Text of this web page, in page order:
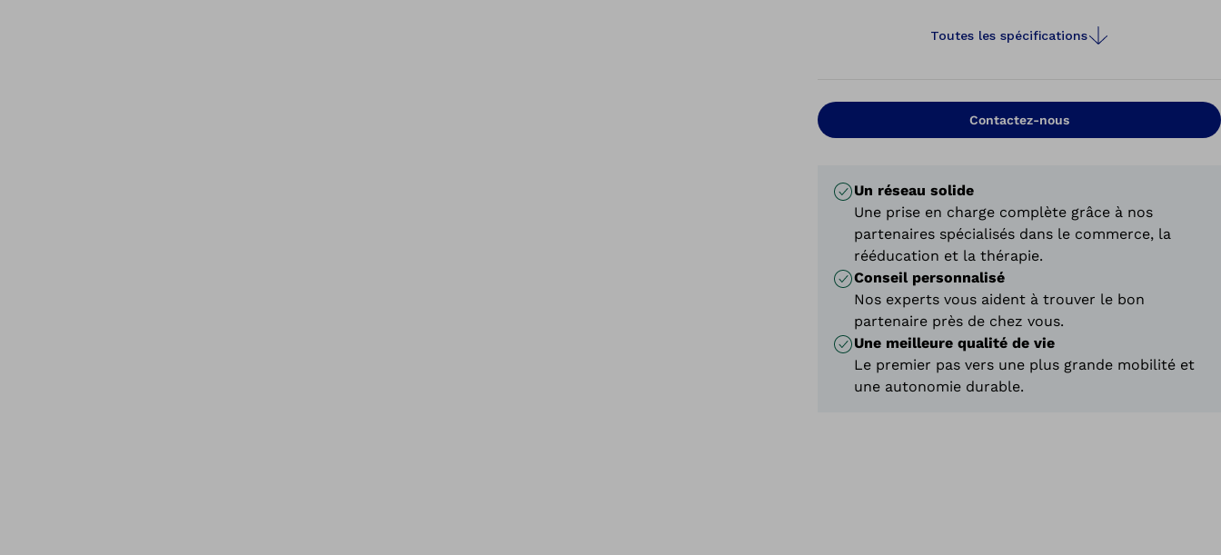
Toutes les spécifications
Contactez-nous
Un réseau solide
Une prise en charge complète grâce à nos
partenaires spécialisés dans le commerce, la
rééducation et la thérapie.
Conseil personnalisé
Nos experts vous aident à trouver le bon
partenaire près de chez vous.
Une meilleure qualité de vie
Le premier pas vers une plus grande mobilité et
une autonomie durable.